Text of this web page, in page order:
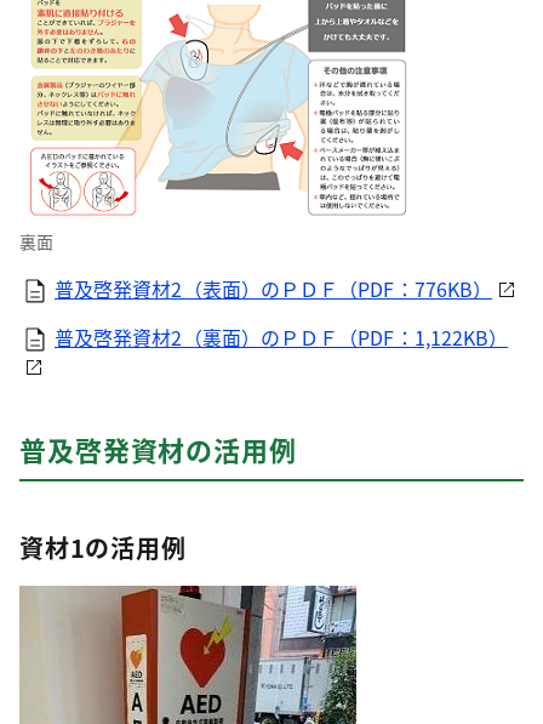
裏面
普及啓発資材2（表面）のＰＤＦ（PDF：776KB）
普及啓発資材2（裏面）のＰＤＦ（PDF：1,122KB）
普及啓発資材の活用例
資材1の活用例